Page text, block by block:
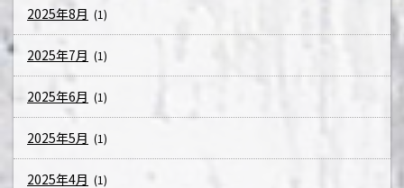
2025年8月 (1)
2025年7月 (1)
2025年6月 (1)
2025年5月 (1)
2025年4月 (1)